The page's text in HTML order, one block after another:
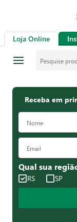
Loja Online
Receba em
Qual sua
RS SP